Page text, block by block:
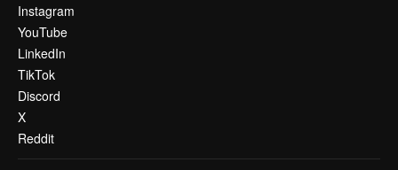
Instagram
YouTube
LinkedIn
TikTok
Discord
X
Reddit